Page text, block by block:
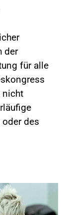
der
für alle
nicht
des